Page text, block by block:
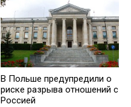
В Польше предупредили о
риске разрыва отношений с
Россией